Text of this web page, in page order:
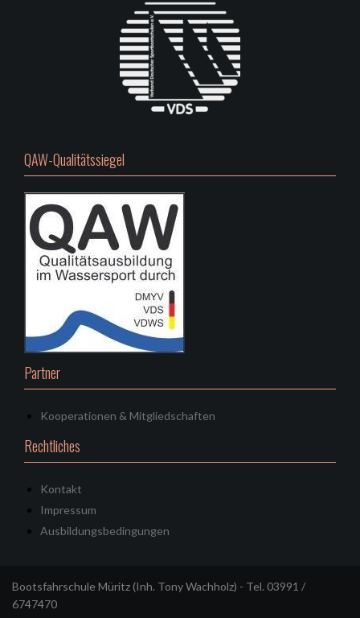
QAW-Qualitätssiegel
Partner
Kooperationen & Mitgliedschaften
Rechtliches
Kontakt
Impressum
Ausbildungsbedingungen
Bootsfahrschule Müritz (Inh. Tony Wachholz) - Tel. 03991 /
6747470